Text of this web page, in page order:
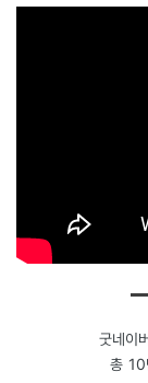
굿네이
총 10